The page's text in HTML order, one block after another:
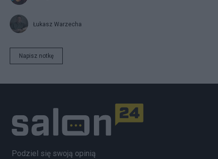
Łukasz Warzecha
Napisz notkę
Podziel się swoją opinią